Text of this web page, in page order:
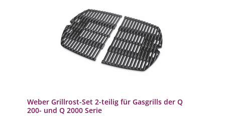
Weber Grillrost-Set 2-teilig für Gasgrills der Q
200- und Q 2000 Serie